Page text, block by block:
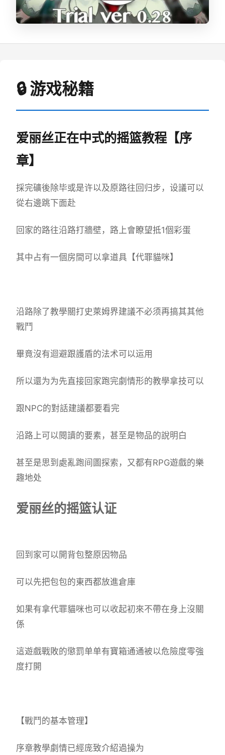
🔒 游戏秘籍
爱丽丝正在中式的摇篮教程【序
章】
採完礦後除毕或是许以及原路往回归步，设議可以
從右邊跳下面赴
回家的路往沿路打牆壁，路上會瞭望抵1個彩蛋
其中占有一個房間可以拿道具【代罪貓咪】
沿路除了教學關打史萊姆界建議不必须再搞其其他
戰鬥
畢竟沒有迴避跟護盾的法术可以运用
所以還为为先直接回家跑完劇情形的教學拿技可以
跟NPC的對話建議都要看完
沿路上可以閱讀的要素，甚至是物品的說明白
甚至是思到處亂跑间圖探索，又都有RPG遊戲的樂
趣地处
爱丽丝的摇篮认证
回到家可以開背包整原因物品
可以先把包包的東西都放進倉庫
如果有拿代罪貓咪也可以收起初來不帶在身上沒關
係
這遊戲戰敗的懲罰单单有寶箱通通被以危險度零強
度打開
【戰鬥的基本管理】
序章教學劇情已經庞致介紹過操为